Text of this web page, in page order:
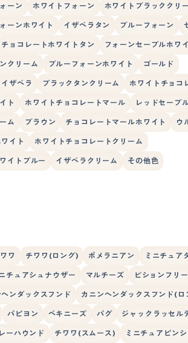
ーン ホワイトフォーン ホワイトブラッククリ
ーンホワイト イザベラタン ブルーフォーン
チョコレートホワイトタン フォーンセーブルホワ
クリーム ブルーフォーンホワイト ゴールド
イザベラ ブラックタンクリーム ホワイトチョコ
ト ホワイトチョコレートマール レッドセーブ
ム ブラウン チョコレートマールホワイト ウ
イト ホワイトチョコレートクリーム
イトブルー イザベラクリーム その他色
ワ チワワ(ロング) ポメラニアン ミニチュア
チュアシュナウザー マルチーズ ビションフリ
ンダックスフンド カニンヘンダックスフンド(ロ
パピヨン ペキニーズ パグ ジャックラッセル
ーハウンド チワワ(スムース) ミニチュアピン